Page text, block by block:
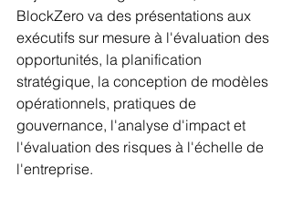
BlockZero va des présentations aux
exécutifs sur mesure à l'évaluation des
opportunités, la planification
stratégique, la conception de modèles
opérationnels, pratiques de
gouvernance, l'analyse d'impact et
l'évaluation des risques à l'échelle de
l'entreprise.